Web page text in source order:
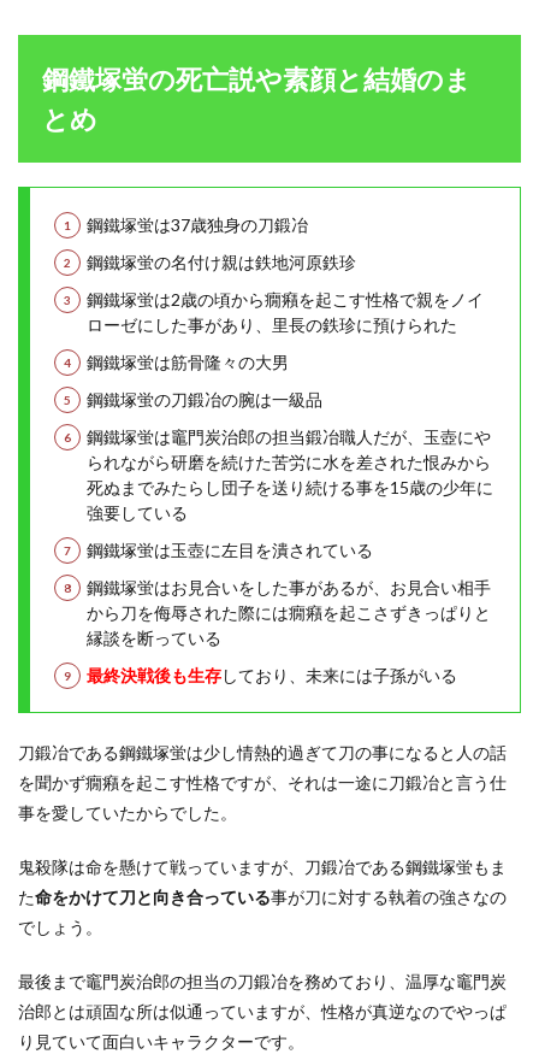
鋼鐵塚蛍の死亡説や素顔と結婚のま
とめ
鋼鐵塚蛍は37歳独身の刀鍛冶
鋼鐵塚蛍の名付け親は鉄地河原鉄珍
鋼鐵塚蛍は2歳の頃から癇癪を起こす性格で親をノイ
ローゼにした事があり、里長の鉄珍に預けられた
鋼鐵塚蛍は筋骨隆々の大男
鋼鐵塚蛍の刀鍛冶の腕は一級品
鋼鐵塚蛍は竈門炭治郎の担当鍛冶職人だが、玉壺にや
られながら研磨を続けた苦労に水を差された恨みから
死ぬまでみたらし団子を送り続ける事を15歳の少年に
強要している
鋼鐵塚蛍は玉壺に左目を潰されている
鋼鐵塚蛍はお見合いをした事があるが、お見合い相手
から刀を侮辱された際には癇癪を起こさずきっぱりと
縁談を断っている
最終決戦後も生存しており、未来には子孫がいる
刀鍛冶である鋼鐵塚蛍は少し情熱的過ぎて刀の事になると人の話
を聞かず癇癪を起こす性格ですが、それは一途に刀鍛冶と言う仕
事を愛していたからでした。
鬼殺隊は命を懸けて戦っていますが、刀鍛冶である鋼鐵塚蛍もま
た命をかけて刀と向き合っている事が刀に対する執着の強さなの
でしょう。
最後まで竈門炭治郎の担当の刀鍛冶を務めており、温厚な竈門炭
治郎とは頑固な所は似通っていますが、性格が真逆なのでやっぱ
り見ていて面白いキャラクターです。